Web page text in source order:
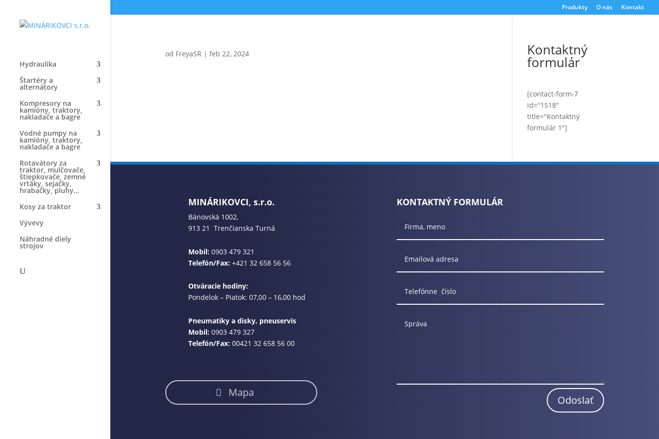
Produkty O nás Kontakt
Hydraulika
Štartéry a
alternátory
Kompresory na
kamióny, traktory,
nakladače a bagre
Vodné pumpy na
kamióny, traktory,
nakladače a bagre
Rotavátory za
traktor, mulčovače,
štiepkovače, zemné
vrtáky, sejačky,
hrabačky, pluhy…
Kosy za traktor
Vývevy
Náhradné diely
strojov
od FreyaSR | feb 22, 2024 Kontaktný
formulár
[contact-form-7
id="1518"
title="Kontaktný
formulár 1"]
MINÁRIKOVCI, s.r.o.
Bánovská 1002,
913 21 Trenčianska Turná
Mobil: 0903 479 321
Telefón/Fax: +421 32 658 56 56
Otváracie hodiny:
Pondelok – Piatok: 07,00 – 16,00 hod
Pneumatiky a disky, pneuservis
Mobil: 0903 479 327
Telefón/Fax: 00421 32 658 56 00
Mapa
KONTAKTNÝ FORMULÁR
Odoslať